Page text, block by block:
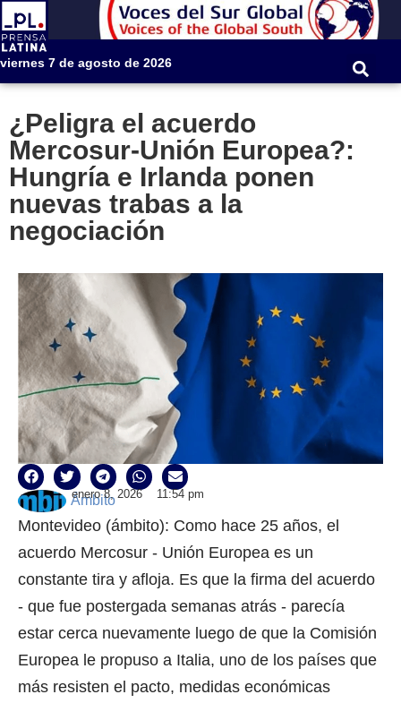
viernes 7 de agosto de 2026
¿Peligra el acuerdo
Mercosur-Unión Europea?:
Hungría e Irlanda ponen
nuevas trabas a la
negociación
Ámbito
enero 8, 2026 11:54 pm
Montevideo (ámbito): Como hace 25 años, el
acuerdo Mercosur - Unión Europea es un
constante tira y afloja. Es que la firma del acuerdo
- que fue postergada semanas atrás - parecía
estar cerca nuevamente luego de que la Comisión
Europea le propuso a Italia, uno de los países que
más resisten el pacto, medidas económicas